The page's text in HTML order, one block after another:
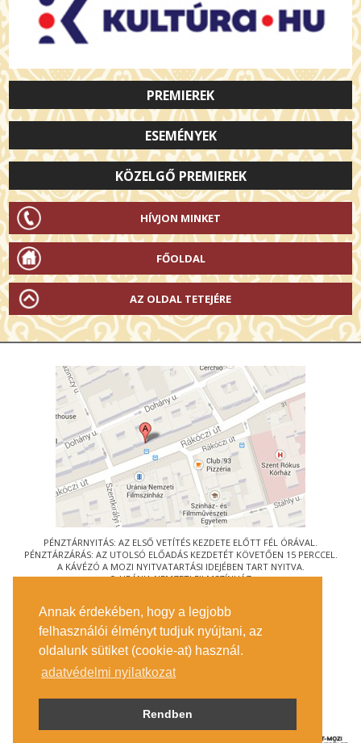
Annak érdekében, hogy a legjobb
felhasználói élményt tudjuk nyújtani, az
oldalunk sütiket (cookie-at) használ.
adatvédelmi nyilatkozat
Rendben
PREMIEREK
ESEMÉNYEK
KÖZELGŐ PREMIEREK
HÍVJON MINKET
FŐOLDAL
AZ OLDAL TETEJÉRE
PÉNZTÁRNYITÁS: AZ ELSŐ VETÍTÉS KEZDETE ELŐTT FÉL ÓRÁVAL.
PÉNZTÁRZÁRÁS: AZ UTOLSÓ ELŐADÁS KEZDETÉT KÖVETŐEN 15 PERCCEL.
A KÁVÉZÓ A MOZI NYITVATARTÁSI IDEJÉBEN TART NYITVA.
© URÁNIA NEMZETI FILMSZÍNHÁZ
1088 BUDAPEST, RÁKÓCZI ÚT 21.
MEGKÖZELÍTÉS
JEGYINFORMÁCIÓ
ÍRJON NEKÜNK!
KÖZÉRDEKŰ ADATOK